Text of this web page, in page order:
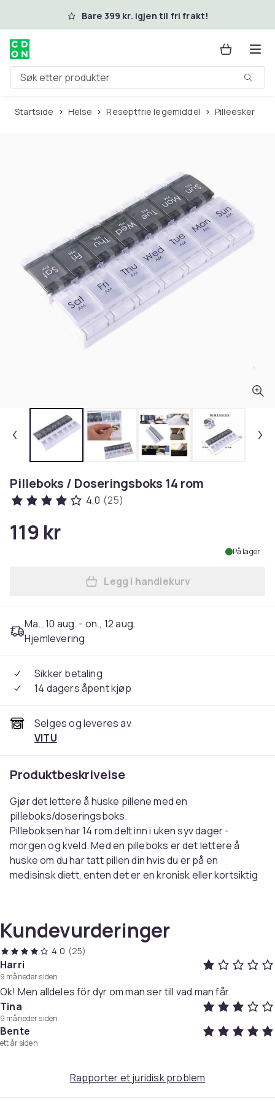
Hopp til hovedinnholdBare 399 kr. igjen til fri frakt!
Søk etter produkter
Startside Helse Reseptfrie legemiddel Pilleesker
Pilleboks / Doseringsboks 14 rom
4,0 (25)
119 kr
På lager
Legg Pilleboks /
Legg i handlekurv
Ma., 10 aug. - on., 12 aug.
Hjemlevering
Sikker betaling
14 dagers åpent kjøp
Selges og leveres av
VITU
Produktbeskrivelse
Gjør det lettere å huske pillene med en
pilleboks/doseringsboks.
Pilleboksen har 14 rom delt inn i uken syv dager -
morgen og kveld. Med en pilleboks er det lettere å
huske om du har tatt pillen din hvis du er på en
medisinsk diett, enten det er en kronisk eller kortsiktig
Delt med rom for alle dager i uken, morgen, middag
og kveld
14 store rom (hvert rom har plass til flere piller)
Også bra for reisebruk
2 beholdere (morgen og kveld) som kan skilles
Bruk:
Det kan være lurt å alltid fylle boksen hele uken, for
eksempel på søndag kveld, da blir det lettere å huske å
ta de riktige pillene til rett tid.
Hvert rom måler omtrent. 3,5 cm x 2,7 cm
Kundevurderinger
4,0 (25)
Harri
9 måneder siden
Ok! Men alldeles för dyr om man ser till vad man får.
Tina
9 måneder siden
Bente
ett år siden
Rapporter et juridisk problem